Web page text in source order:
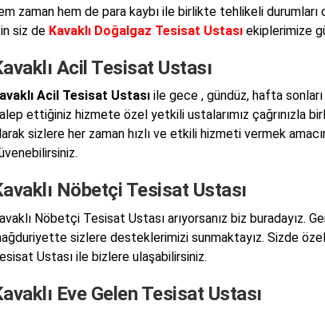
zaman hem de para kaybı ile birlikte tehlikeli
siz de Kavaklı Doğalgaz Tesisat Ustasıekiplerimize
Acil Tesisat Ustası
Acil Tesisat Ustasıile gece , gündüz, hafta
ettiğiniz hizmete özel yetkili ustalarımız çağrınızla
sizlere her zaman hızlı ve etkili hizmeti vermek
Nöbetçi Tesisat Ustası
Nöbetçi Tesisat Ustası arıyorsanız biz buradayız.
sizlere desteklerimizi sunmaktayız. Sizde
Ustası ile bizlere ulaşabilirsiniz.
Eve Gelen Tesisat Ustası